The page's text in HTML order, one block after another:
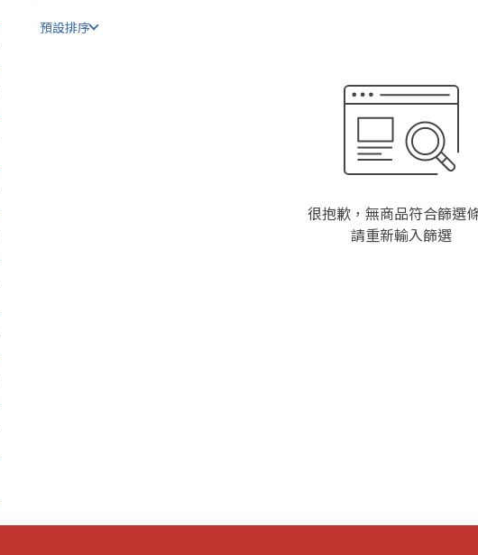
預設排序
很抱歉，無商品符合篩選
請重新輸入篩選